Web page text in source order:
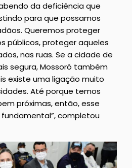
da deficiência que
para que possamos
Queremos proteger
públicos, proteger aqueles
nas ruas. Se a cidade de
segura, Mossoró também
existe uma ligação muito
Até porque temos
próximas, então, esse
completou